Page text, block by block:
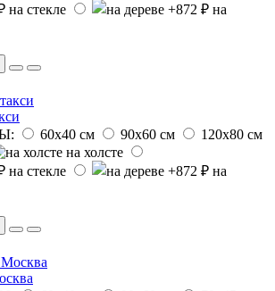
на стекле
на
60х40 см 90х60 см
120х80 см
на холсте
на стекле
на